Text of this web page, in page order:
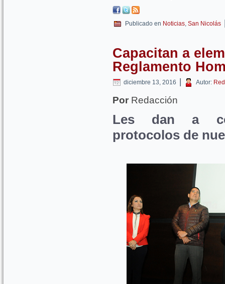
Publicado en Noticias San Nicolás
Capacitan a
Reglamento
diciembre 13, 2016 | Autor:
Por Redacción
Les dan a
protocolos de